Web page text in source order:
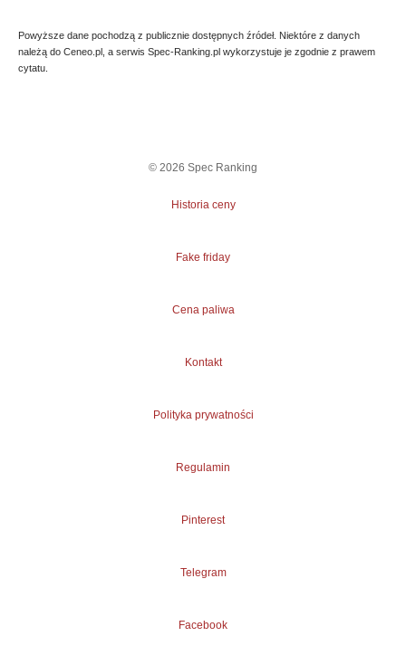
Powyższe dane pochodzą z publicznie dostępnych źródeł. Niektóre z danych
należą do Ceneo.pl, a serwis Spec-Ranking.pl wykorzystuje je zgodnie z prawem
cytatu.
© 2026 Spec Ranking
Historia ceny
Fake friday
Cena paliwa
Kontakt
Polityka prywatności
Regulamin
Pinterest
Telegram
Facebook